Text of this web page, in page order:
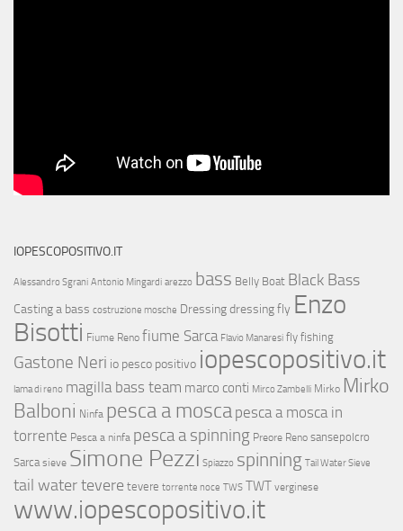
IOPESCOPOSITIVO.IT
Alessandro Sgrani Antonio Mingardi arezzo bass Belly Boat Black Bass
Casting a bass costruzione mosche Dressingdressing fly Enzo
Bisotti Fiume Reno fiume Sarca Flavio Manaresi fly fishing
Gastone Neri io pesco positivo iopescopositivo.it
lama di reno magilla bass team marco conti Mirco Zambelli Mirko Mirko
Balboni Ninfa pesca a mosca pesca a mosca in
torrente Pesca a ninfa pesca a spinning Preore Reno sansepolcro
Sarca sieve Simone Pezzi Spiazzo spinning Tail Water Sieve
tail water tevere tevere torrente noce TWS TWT verginese
www.iopescopositivo.it